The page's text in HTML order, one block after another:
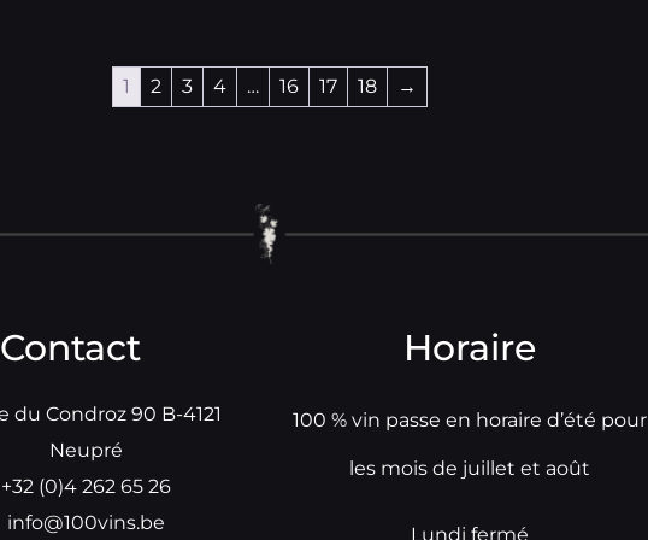
1 2 3 4 … 16 17 18 →
Contact
du Condroz 90 B-4121
Neupré
+32 (0)4 262 65 26
info@100vins.be
Horaire
100 % vin passe en horaire d’été pour
les mois de juillet et août
Lundi fermé